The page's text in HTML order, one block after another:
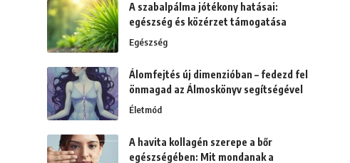
A szabalpálma jótékony hatásai:
egészség és közérzet támogatása
Egészség
Álomfejtés új dimenzióban – fedezd fel
önmagad az Álmoskönyv segítségével
Életmód
A havita kollagén szerepe a bőr
egészségében: Mit mondanak a